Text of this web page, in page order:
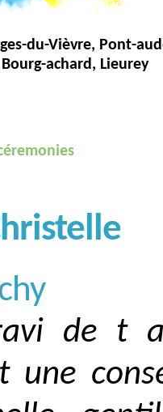
du-Vièvre, Pont-
achard, Lieurey
de t
une